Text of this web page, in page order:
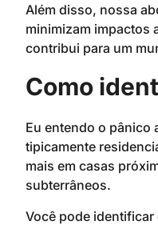
Além disso, nossa
minimizam impactos
contribui para um
Como
Eu entendo o pânico
tipicamente
mais em casas
subterrâneos.
Você pode